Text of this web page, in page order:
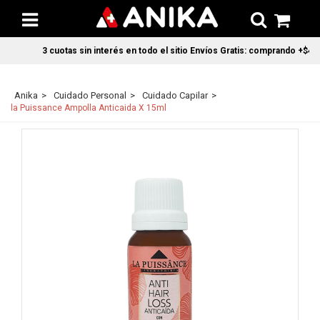
3 cuotas sin interés en todo el sitio Envíos Gratis: comprando
Anika Cuidado Personal Cuidado Capilar
la Puissance Ampolla Anticaida X 15ml